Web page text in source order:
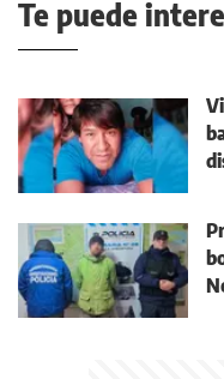
Te puede